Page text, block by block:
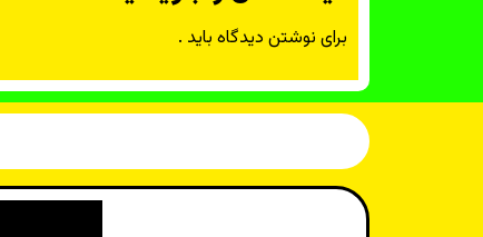
برای نوشتن دیدگاه باید .